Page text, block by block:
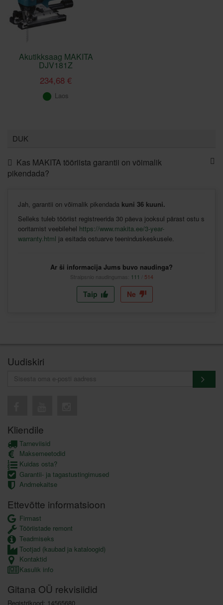
Akutikksaag MAKITA
DJV181Z
234,68 €
Laos
DUK
Kas MAKITA tööriista garantii on võimalik
pikendada?
Jah, garantii on võimalik pikendada kuni 36 kuuni.
Selleks tuleb tööriist registreerida 30 päeva jooksul pärast ostu s
ooritamist veebilehel https://www.makita.ee/3-year-
warranty.html ja esitada ostuarve teeninduskeskusele
Ar ši informacija Jums buvo naudinga?
Straipsnio naudingumas: 111 514
Taip Ne
Uudiskiri
Kliendile
Tarneviisid
Maksemeetodid
Kuidas osta?
Garantii- ja tagastustingimused
Andmekaitse
Ettevõtte informatsioon
Firmast
Tööriistade remont
Teadmiseks
Tootjad (kaubad ja kataloogid)
Kontaktid
Kasulik info
Gitana OÜ rekvisiidid
Registrikood: 14565680